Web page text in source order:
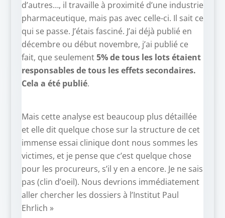
d’autres…, il travaille à proximité d’une industrie
pharmaceutique, mais pas avec celle-ci. Il sait ce
qui se passe. J’étais fasciné. J’ai déjà publié en
décembre ou début novembre, j’ai publié ce
fait, que seulement5% de tous les lots étaient
responsables de tous les effets secondaires.
Cela a été publié.
Mais cette analyse est beaucoup plus détaillée
et elle dit quelque chose sur la structure de cet
immense essai clinique dont nous sommes les
victimes, et je pense que c’est quelque chose
pour les procureurs, s’il y en a encore. Je ne sais
pas (clin d’oeil). Nous devrions immédiatement
aller chercher les dossiers à l’Institut Paul
Ehrlich »